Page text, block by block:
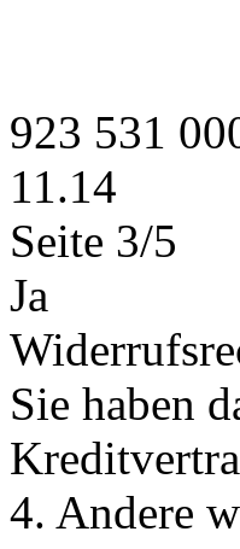
923 531
11.14
Seite 3/5
Ja
Sie haben
4. Andere